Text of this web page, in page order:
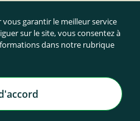
contrat
frais de port
France
Copyright 1995-2026
garantir le meilleur service
sur le site, vous consentez à
dans notre rubrique